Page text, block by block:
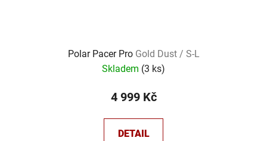
Polar Pacer Pro Gold Dust / S-L
Skladem (3 ks)
4 999 Kč
DETAIL